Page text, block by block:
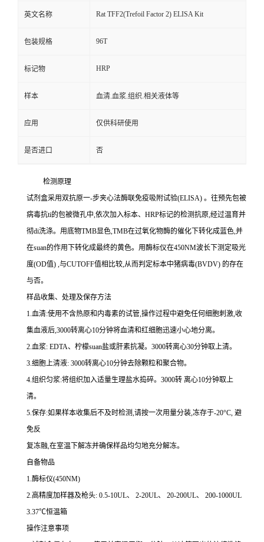
英文名称 Rat TFF2(Trefoil Factor 2) ELISA Kit
包装规格 96T
标记物 HRP
样本 血清.血浆.组织.相关液体等
应用 仅供科研使用
是否进口 否
检测原理
试剂盒采用双抗原一-步夹心法酶联免疫吸附试验(ELISA) 。往预先包被
病毒抗ti的包被微孔中,依次加入标本、 HRP标记的检测抗原,经过温育并
彻di洗涤。用底物TMB显色,TMB在过氧化物酶的催化下转化成蓝色,并
在suan的作用下转化成最终的黄色。用酶标仪在450NM波长下测定吸光
度(OD值) ,与CUTOFF值相比较,从而判定标本中猪病毒(BVDV) 的存在
与否。
样品收集、处理及保存方法
1.血清:使用不含热原和内毒素的试管,操作过程中避免任何细胞刺激,收
集血液后,3000转离心10分钟将血清和红细胞迅速小心地分离。
2.血浆: EDTA、柠檬suan盐或肝素抗凝。 3000转离心30分钟取上清。
3.细胞上清液: 3000转离心10分钟去除颗粒和聚合物。
4.组织匀浆:将组织加入适量生理盐水捣碎。 3000转 离心10分钟取上
清。
5.保存:如果样本收集后不及时检测,请按一次用量分装,冻存于-20°C, 避
免反
复冻融,在室温下解冻并确保样品均匀地充分解冻。
自备物品
1.酶标仪(450NM)
2.高精度加样器及枪头: 0.5-10UL、 2-20UL、 20-200UL、 200-1000UL
3.37℃恒温箱
操作注意事项